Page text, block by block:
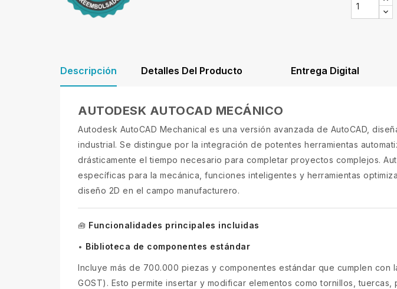
Descripción Detalles Del Producto Entrega Digital
AUTODESK AUTOCAD MECÁNICO
Autodesk AutoCAD Mechanical es una versión avanzada de AutoCAD,
industrial. Se distingue por la integración de potentes herramientas
drásticamente el tiempo necesario para completar proyectos complejos.
específicas para la mecánica, funciones inteligentes y herramientas
diseño 2D en el campo manufacturero.
🧰 Funcionalidades principales incluidas
• Biblioteca de componentes estándar
Incluye más de 700.000 piezas y componentes estándar que cumplen con
GOST). Esto permite insertar y modificar elementos como tornillos,